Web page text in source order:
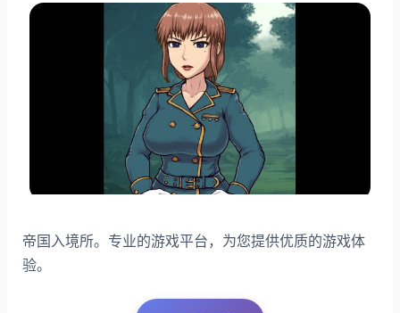
帝国入境所。专业的游戏平台，为您提供优质的游戏体
验。